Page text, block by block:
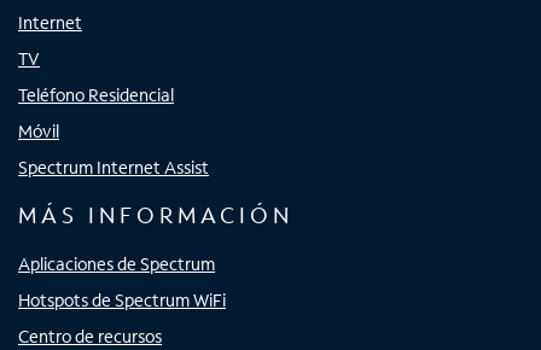
Internet
TV
Teléfono Residencial
Móvil
Spectrum Internet Assist
MÁS INFORMACIÓN
Aplicaciones de Spectrum
Hotspots de Spectrum WiFi
Centro de recursos